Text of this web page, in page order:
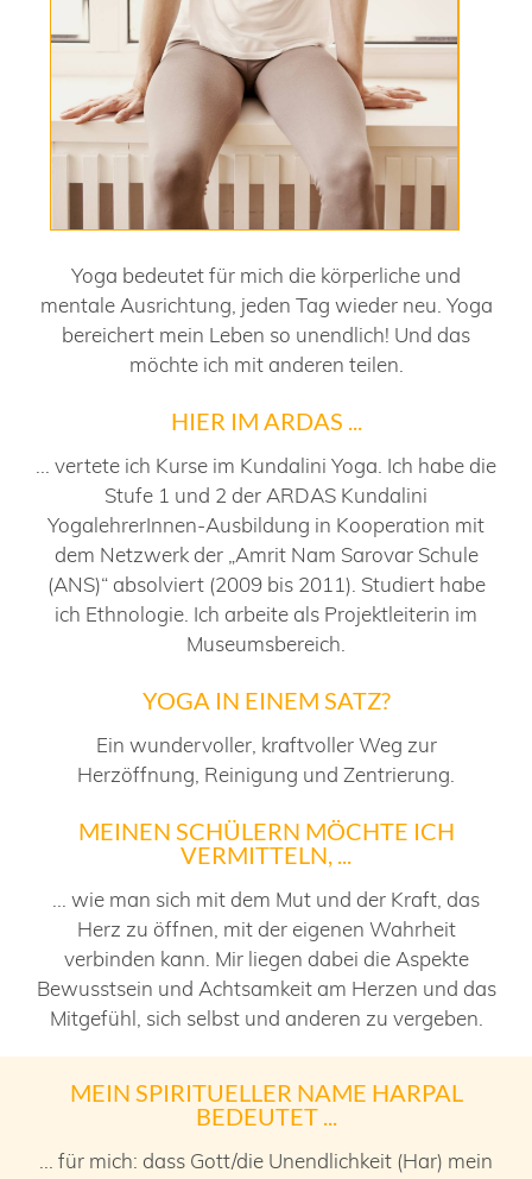
Yoga bedeutet für mich die körperliche und
mentale Ausrichtung, jeden Tag wieder neu. Yoga
bereichert mein Leben so unendlich! Und das
möchte ich mit anderen teilen.
HIER IM ARDAS ...
... vertete ich Kurse im Kundalini Yoga. Ich habe die
Stufe 1 und 2 der ARDAS Kundalini
YogalehrerInnen-Ausbildung in Kooperation mit
dem Netzwerk der „Amrit Nam Sarovar Schule
(ANS)“ absolviert (2009 bis 2011). Studiert habe
ich Ethnologie. Ich arbeite als Projektleiterin im
Museumsbereich.
YOGA IN EINEM SATZ?
Ein wundervoller, kraftvoller Weg zur
Herzöffnung, Reinigung und Zentrierung.
MEINEN SCHÜLERN MÖCHTE ICH
VERMITTELN, ...
... wie man sich mit dem Mut und der Kraft, das
Herz zu öffnen, mit der eigenen Wahrheit
verbinden kann. Mir liegen dabei die Aspekte
Bewusstsein und Achtsamkeit am Herzen und das
Mitgefühl, sich selbst und anderen zu vergeben.
MEIN SPIRITUELLER NAME HARPAL
BEDEUTET ...
... für mich: dass Gott/die Unendlichkeit (Har) mein